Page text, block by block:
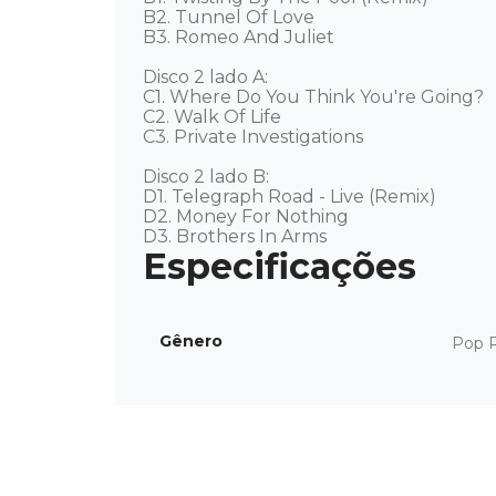
B2. Tunnel Of Love
B3. Romeo And Juliet
Disco 2 lado A:
C1. Where Do You Think You're Going?
C2. Walk Of Life
C3. Private Investigations
Disco 2 lado B:
D1. Telegraph Road - Live (Remix)
D2. Money For Nothing
D3. Brothers In Arms
Gênero Pop